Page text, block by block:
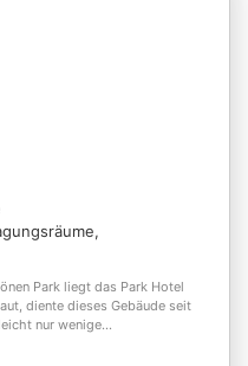
Park liegt das Park Hotel
diente dieses Gebäude seit
nur wenige...